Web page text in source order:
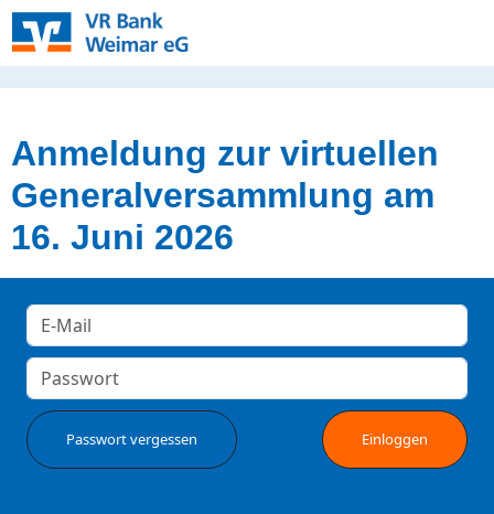
Anmeldung zur virtuellen
Generalversammlung am
16. Juni 2026
Passwort vergessen